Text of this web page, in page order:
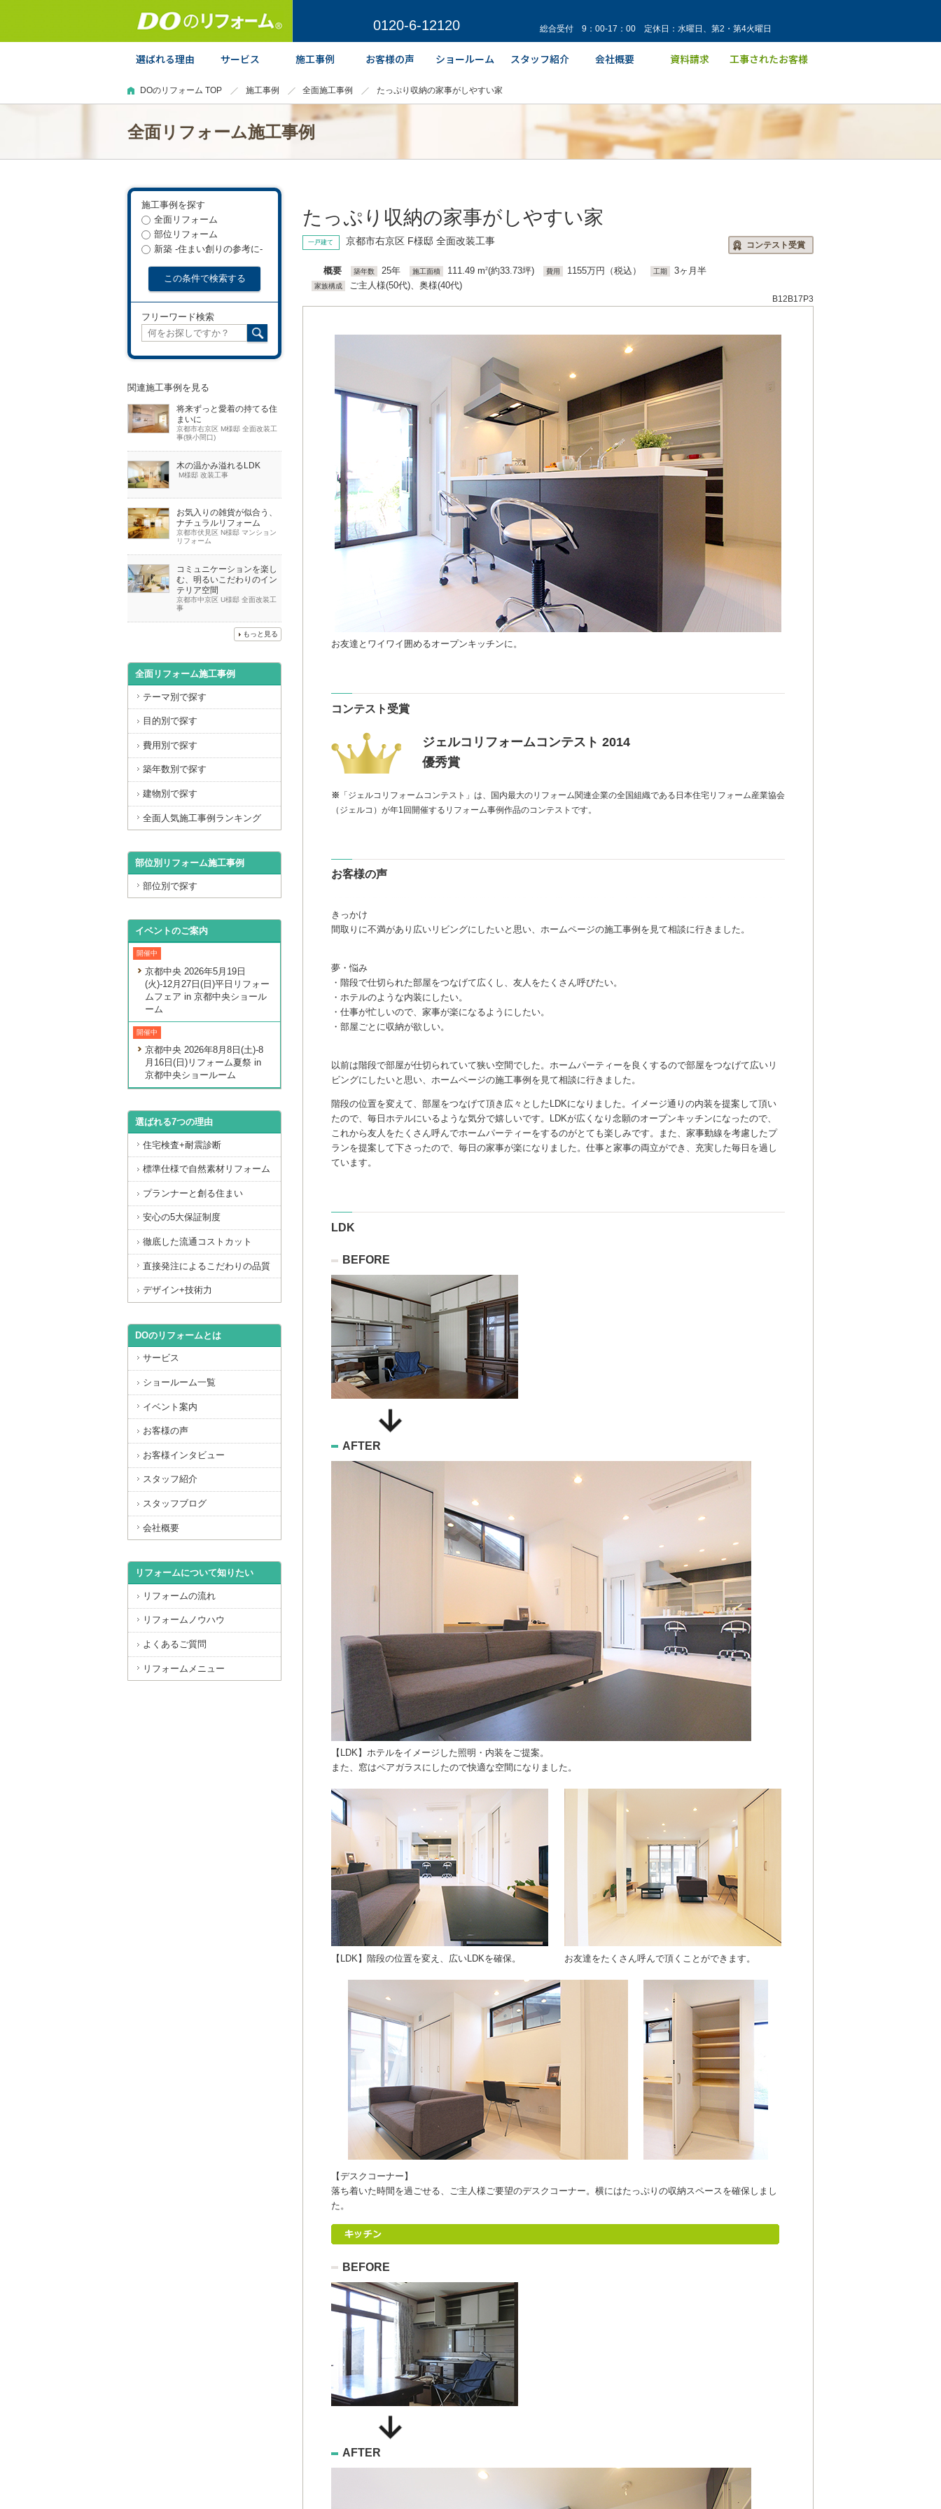
0120-6-12120 総合受付 9：00-17：00 定休日：水曜日、第2・第4火曜日
DOのリフォーム TOP 施工事例 全面施工事例 たっぷり収納の家事がしやすい家
全面リフォーム施工事例
たっぷり収納の家事がしやすい家
一戸建て 京都市右京区 F様邸 全面改装工事 コンテスト受賞
概要 築年数 25年 施工面積 111.49 m2(約33.73坪) 費用 1155万円（税込） 工期 3ヶ月半
家族構成 ご主人様(50代)、奥様(40代)
B12B17P3
お友達とワイワイ囲めるオープンキッチンに。
コンテスト受賞
ジェルコリフォームコンテスト 2014
優秀賞
※ 「ジェルコリフォームコンテスト」は、国内最大のリフォーム関連企業の全国組織である日本住宅リフォーム産業協会
（ジェルコ）が年1回開催するリフォーム事例作品のコンテストです。
お客様の声
きっかけ
間取りに不満があり広いリビングにしたいと思い、ホームページの施工事例を見て相談に行きました。
夢・悩み
・階段で仕切られた部屋をつなげて広くし、友人をたくさん呼びたい。
・ホテルのような内装にしたい。
・仕事が忙しいので、家事が楽になるようにしたい。
・部屋ごとに収納が欲しい。
以前は階段で部屋が仕切られていて狭い空間でした。ホームパーティーを良くするので部屋をつなげて広いリ
ビングにしたいと思い、ホームページの施工事例を見て相談に行きました。
階段の位置を変えて、部屋をつなげて頂き広々としたLDKになりました。イメージ通りの内装を提案して頂い
たので、毎日ホテルにいるような気分で嬉しいです。LDKが広くなり念願のオープンキッチンになったので、
これから友人をたくさん呼んでホームパーティーをするのがとても楽しみです。また、家事動線を考慮したプ
ランを提案して下さったので、毎日の家事が楽になりました。仕事と家事の両立ができ、充実した毎日を過し
ています。
LDK
BEFORE
AFTER
【LDK】ホテルをイメージした照明・内装をご提案。
また、窓はペアガラスにしたので快適な空間になりました。
【LDK】階段の位置を変え、広いLDKを確保。 お友達をたくさん呼んで頂くことができます。
【デスクコーナー】
落ち着いた時間を過ごせる、ご主人様ご要望のデスクコーナー。横にはたっぷりの収納スペースを確保しまし
た。
BEFORE
AFTER
施工事例を探す
全面リフォーム
部位リフォーム
新築 -住まい創りの参考に-
フリーワード検索
関連施工事例を見る
将来ずっと愛着の持てる住
まいに
京都市右京区 M様邸 全面改装工
事(狭小間口)
木の温かみ溢れるLDK
M様邸 改装工事
お気入りの雑貨が似合う、
ナチュラルリフォーム
京都市伏見区 N様邸 マンション
リフォーム
コミュニケーションを楽し
む、明るいこだわりのイン
テリア空間
京都市中京区 U様邸 全面改装工
事
もっと見る
全面リフォーム施工事例
テーマ別で探す
目的別で探す
費用別で探す
築年数別で探す
建物別で探す
全面人気施工事例ランキング
部位別リフォーム施工事例
部位別で探す
イベントのご案内
開催中
京都中央 2026年5月19日
(火)-12月27日(日)平日リフォー
ムフェア in 京都中央ショール
ーム
開催中
京都中央 2026年8月8日(土)-8
月16日(日)リフォーム夏祭 in
京都中央ショールーム
選ばれる7つの理由
住宅検査+耐震診断
標準仕様で自然素材リフォーム
プランナーと創る住まい
安心の5大保証制度
徹底した流通コストカット
直接発注によるこだわりの品質
デザイン+技術力
DOのリフォームとは
サービス
ショールーム一覧
イベント案内
お客様の声
お客様インタビュー
スタッフ紹介
スタッフブログ
会社概要
リフォームについて知りたい
リフォームの流れ
リフォームノウハウ
よくあるご質問
リフォームメニュー